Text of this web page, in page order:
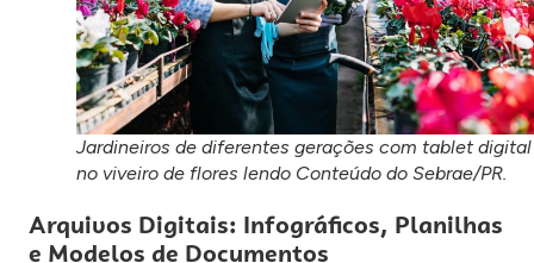
Jardineiros de diferentes gerações com tablet digital
no viveiro de flores lendo Conteúdo do Sebrae/PR.
Arquivos Digitais: Infográficos, Planilhas
e Modelos de Documentos